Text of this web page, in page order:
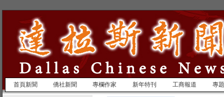
首頁新聞 僑社新聞 專欄作家 新年特刊 工商報道 專